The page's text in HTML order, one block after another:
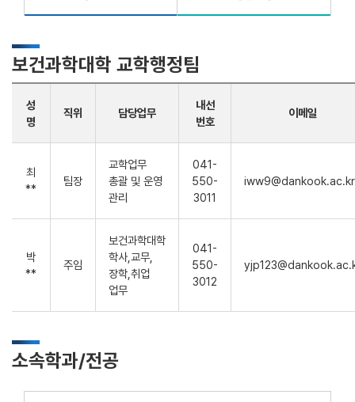
보건과학대학 교학행정팀
성
명
직위 담당업무
내선
번호
이메일
최
**
팀장
교학업무
총괄 및 운영
관리
041-
550-
3011
iww9@dankook.ac.kr
박
**
주임
보건과학대학
학사,교무,
장학,취업
업무
041-
550-
3012
소속학과/전공